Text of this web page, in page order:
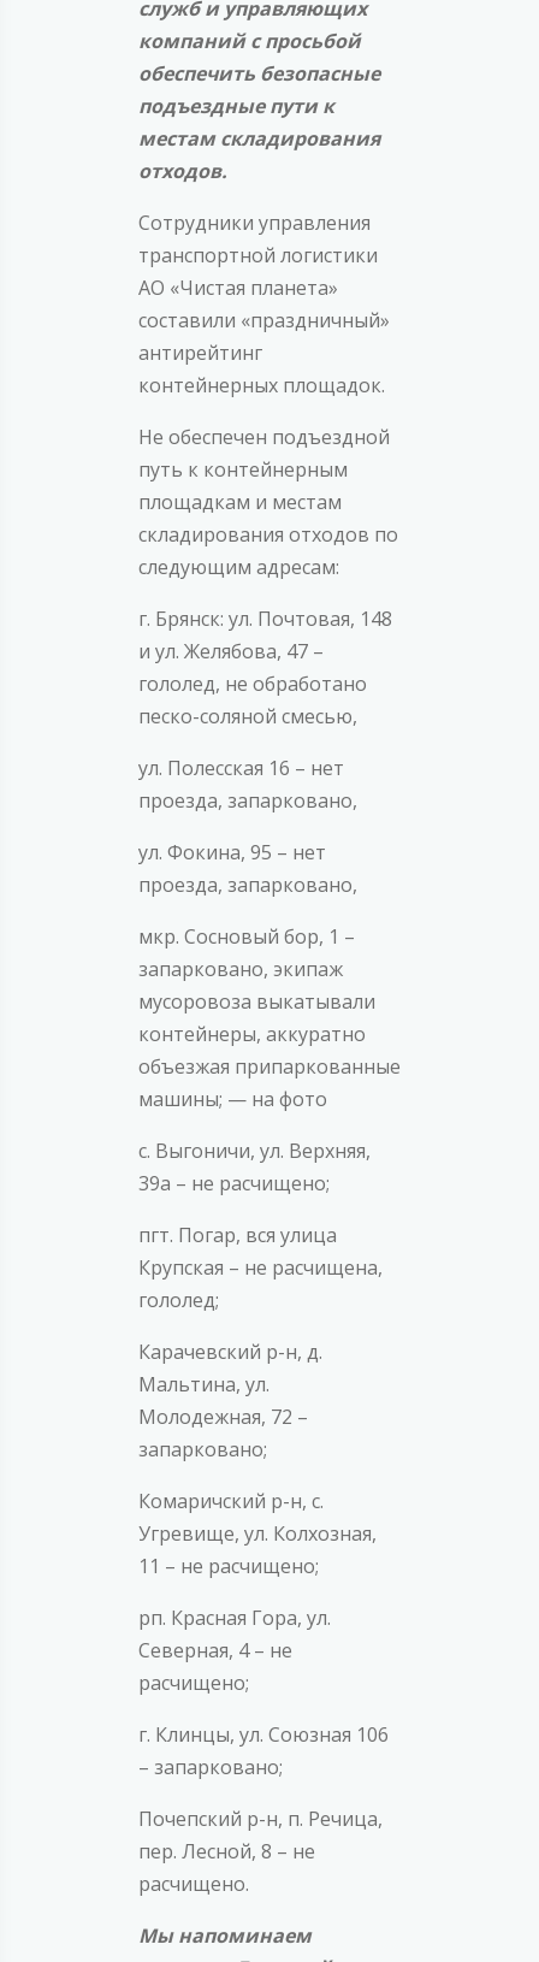
служб и управляющих
компаний с просьбой
обеспечить безопасные
подъездные пути к
местам складирования
отходов.
Сотрудники управления
транспортной логистики
АО «Чистая планета»
составили «праздничный»
антирейтинг
контейнерных площадок.
Не обеспечен подъездной
путь к контейнерным
площадкам и местам
складирования отходов по
следующим адресам:
г. Брянск: ул. Почтовая, 148
и ул. Желябова, 47 –
гололед, не обработано
песко-соляной смесью,
ул. Полесская 16 – нет
проезда, запарковано,
ул. Фокина, 95 – нет
проезда, запарковано,
мкр. Сосновый бор, 1 –
запарковано, экипаж
мусоровоза выкатывали
контейнеры, аккуратно
объезжая припаркованные
машины; — на фото
с. Выгоничи, ул. Верхняя,
39а – не расчищено;
пгт. Погар, вся улица
Крупская – не расчищена,
гололед;
Карачевский р-н, д.
Мальтина, ул.
Молодежная, 72 –
запарковано;
Комаричский р-н, с.
Угревище, ул. Колхозная,
11 – не расчищено;
рп. Красная Гора, ул.
Северная, 4 – не
расчищено;
г. Клинцы, ул. Союзная 106
– запарковано;
Почепский р-н, п. Речица,
пер. Лесной, 8 – не
расчищено.
Мы напоминаем